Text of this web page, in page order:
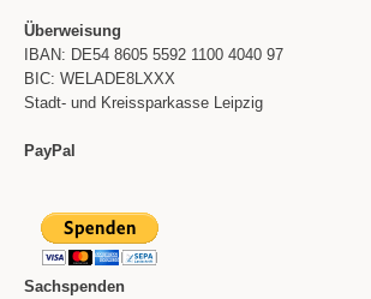
Überweisung
IBAN: DE54 8605 5592 1100 4040 97
BIC: WELADE8LXXX
Stadt- und Kreissparkasse Leipzig
PayPal
Sachspenden